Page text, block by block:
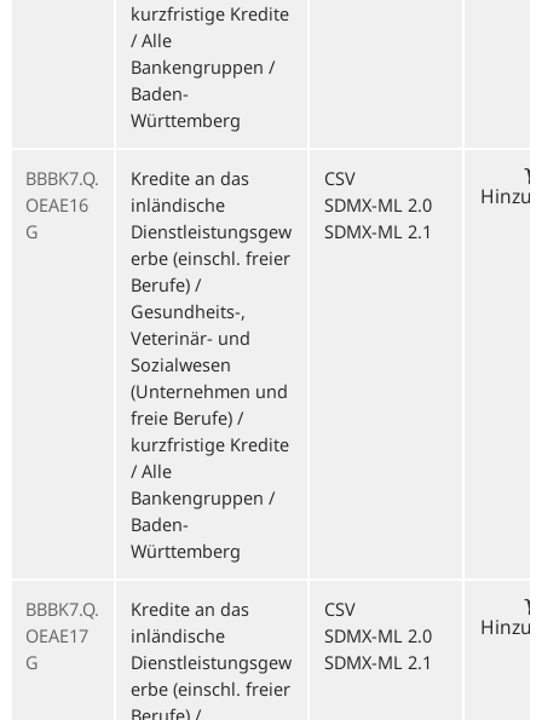
kurzfristige Kredite
/ Alle
Bankengruppen /
Baden-
Württemberg
BBBK7.Q.
OEAE16
G
Kredite an das
inländische
Dienstleistungsgew
erbe (einschl. freier
Berufe) /
Gesundheits-,
Veterinär- und
Sozialwesen
(Unternehmen und
freie Berufe) /
kurzfristige Kredite
/ Alle
Bankengruppen /
Baden-
Württemberg
CSV
SDMX-ML 2.0
SDMX-ML 2.1
BBBK7.Q.
OEAE17
G
Kredite an das
inländische
Dienstleistungsgew
erbe (einschl. freier
Berufe) /
CSV
SDMX-ML 2.0
SDMX-ML 2.1